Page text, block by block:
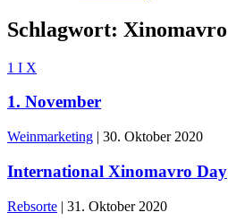
Schlagwort: Xinomavro
1 I X
1. November
Weinmarketing | 30. Oktober 2020
International Xinomavro Day
Rebsorte | 31. Oktober 2020